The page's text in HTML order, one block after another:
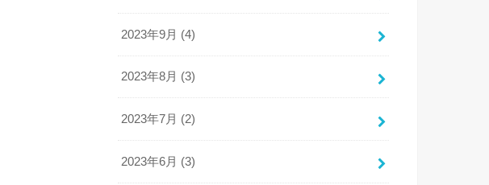
2023年9月 (4)
2023年8月 (3)
2023年7月 (2)
2023年6月 (3)